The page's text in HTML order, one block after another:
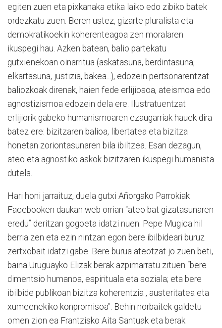
egiten zuen eta pixkanaka etika laiko edo zibiko batek
ordezkatu zuen. Beren ustez, gizarte pluralista eta
demokratikoekin koherenteagoa zen moralaren
ikuspegi hau. Azken batean, balio partekatu
gutxienekoan oinarritua (askatasuna, berdintasuna,
elkartasuna, justizia, bakea...), edozein pertsonarentzat
baliozkoak direnak, haien fede erlijiosoa, ateismoa edo
agnostizismoa edozein dela ere. Ilustratuentzat
erlijiorik gabeko humanismoaren ezaugarriak hauek dira
batez ere: bizitzaren balioa, libertatea eta bizitza
honetan zoriontasunaren bila ibiltzea. Esan dezagun,
ateo eta agnostiko askok bizitzaren ikuspegi humanista
dutela.
Hari honi jarraituz, duela gutxi Añorgako Parrokiak
Facebooken daukan web orrian “ateo bat gizatasunaren
eredu” deritzan gogoeta idatzi nuen. Pepe Mugica hil
berria zen eta ezin nintzan egon bere ibilbideari buruz
zertxobait idatzi gabe. Bere burua ateotzat jo zuen beti,
baina Uruguayko Elizak berak azpimarratu zituen “bere
dimentsio humanoa, espirituala eta soziala; eta bere
ibilbide publikoan bizitza koherentzia , austeritatea eta
xumeenekiko konpromisoa”. Behin norbaitek galdetu
omen zion ea Frantzisko Aita Santuak eta berak